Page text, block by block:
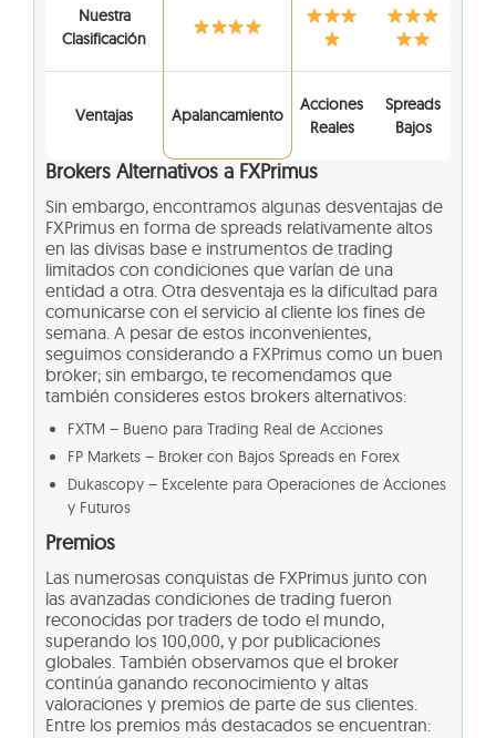
Nuestra
Clasificación
Ventajas Apalancamiento
Acciones
Reales
Spreads
Bajos
Brokers Alternativos a FXPrimus
Sin embargo, encontramos algunas desventajas de
FXPrimus en forma de spreads relativamente altos
en las divisas base e instrumentos de trading
limitados con condiciones que varían de una
entidad a otra. Otra desventaja es la dificultad para
comunicarse con el servicio al cliente los fines de
semana. A pesar de estos inconvenientes,
seguimos considerando a FXPrimus como un buen
broker; sin embargo, te recomendamos que
también consideres estos brokers alternativos:
FXTM – Bueno para Trading Real de Acciones
FP Markets – Broker con Bajos Spreads en Forex
Dukascopy – Excelente para Operaciones de Acciones
y Futuros
Premios
Las numerosas conquistas de FXPrimus junto con
las avanzadas condiciones de trading fueron
reconocidas por traders de todo el mundo,
superando los 100,000, y por publicaciones
globales. También observamos que el broker
continúa ganando reconocimiento y altas
valoraciones y premios de parte de sus clientes.
Entre los premios más destacados se encuentran: